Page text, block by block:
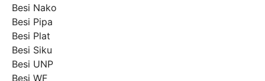
Besi Nako
Besi Pipa
Besi Plat
Besi Siku
Besi UNP
Besi WF